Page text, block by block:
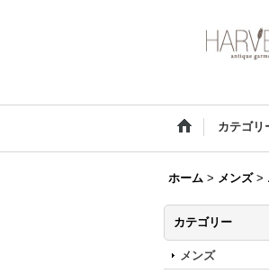
カテゴリ
ホーム > メンズ >
カテゴリー
メンズ